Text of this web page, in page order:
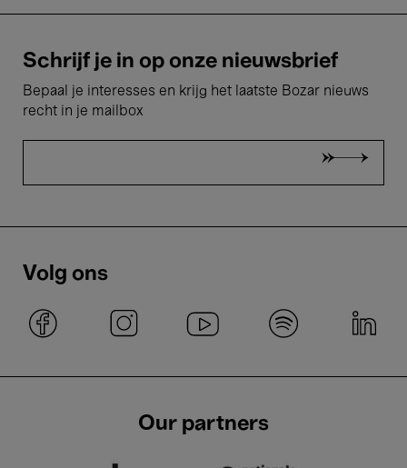
Schrijf je in op onze nieuwsbrief
Bepaal je interesses en krijg het laatste Bozar nieuws
recht in je mailbox
Volg ons
Our partners